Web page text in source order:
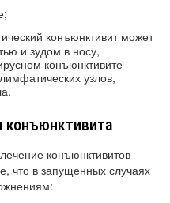
конъюнктивит может
и зудом в носу,
конъюнктивите
узлов,
конъюнктивитов
что в запущенных случаях